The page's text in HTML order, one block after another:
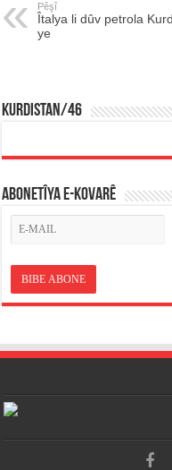
Pêşî
Îtalya li dûv petrola
ye
KURDISTAN/46
ABONETÎYA E-KOVARÊ